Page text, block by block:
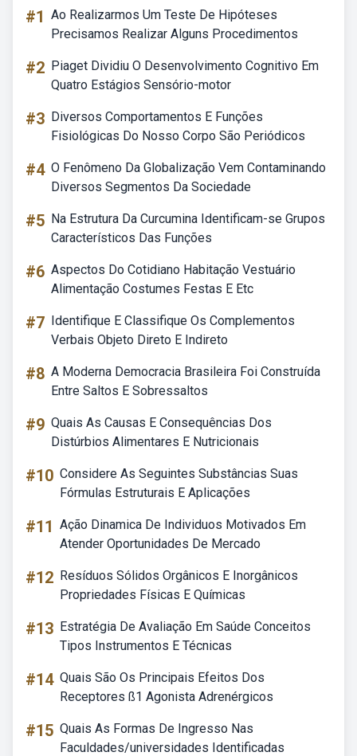
#1 Ao Realizarmos Um Teste De Hipóteses
Precisamos Realizar Alguns Procedimentos
#2 Piaget Dividiu O Desenvolvimento Cognitivo Em
Quatro Estágios Sensório-motor
#3 Diversos Comportamentos E Funções
Fisiológicas Do Nosso Corpo São Periódicos
#4 O Fenômeno Da Globalização Vem Contaminando
Diversos Segmentos Da Sociedade
#5 Na Estrutura Da Curcumina Identificam-se Grupos
Característicos Das Funções
#6 Aspectos Do Cotidiano Habitação Vestuário
Alimentação Costumes Festas E Etc
#7 Identifique E Classifique Os Complementos
Verbais Objeto Direto E Indireto
#8 A Moderna Democracia Brasileira Foi Construída
Entre Saltos E Sobressaltos
#9 Quais As Causas E Consequências Dos
Distúrbios Alimentares E Nutricionais
#10 Considere As Seguintes Substâncias Suas
Fórmulas Estruturais E Aplicações
#11 Ação Dinamica De Individuos Motivados Em
Atender Oportunidades De Mercado
#12 Resíduos Sólidos Orgânicos E Inorgânicos
Propriedades Físicas E Químicas
#13 Estratégia De Avaliação Em Saúde Conceitos
Tipos Instrumentos E Técnicas
#14 Quais São Os Principais Efeitos Dos
Receptores ß1 Agonista Adrenérgicos
#15 Quais As Formas De Ingresso Nas
Faculdades/universidades Identificadas